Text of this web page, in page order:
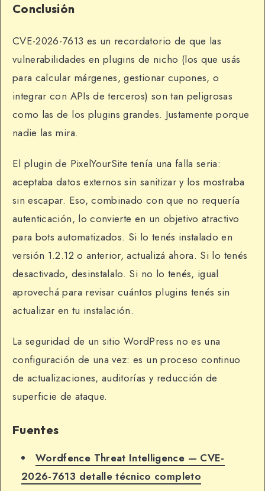
Conclusión
CVE-2026-7613 es un recordatorio de que las
vulnerabilidades en plugins de nicho (los que usás
para calcular márgenes, gestionar cupones, o
integrar con APIs de terceros) son tan peligrosas
como las de los plugins grandes. Justamente porque
nadie las mira.
El plugin de PixelYourSite tenía una falla seria:
aceptaba datos externos sin sanitizar y los mostraba
sin escapar. Eso, combinado con que no requería
autenticación, lo convierte en un objetivo atractivo
para bots automatizados. Si lo tenés instalado en
versión 1.2.12 o anterior, actualizá ahora. Si lo tenés
desactivado, desinstalalo. Si no lo tenés, igual
aprovechá para revisar cuántos plugins tenés sin
actualizar en tu instalación.
La seguridad de un sitio WordPress no es una
configuración de una vez: es un proceso continuo
de actualizaciones, auditorías y reducción de
superficie de ataque.
Fuentes
Wordfence Threat Intelligence — CVE-
2026-7613 detalle técnico completo